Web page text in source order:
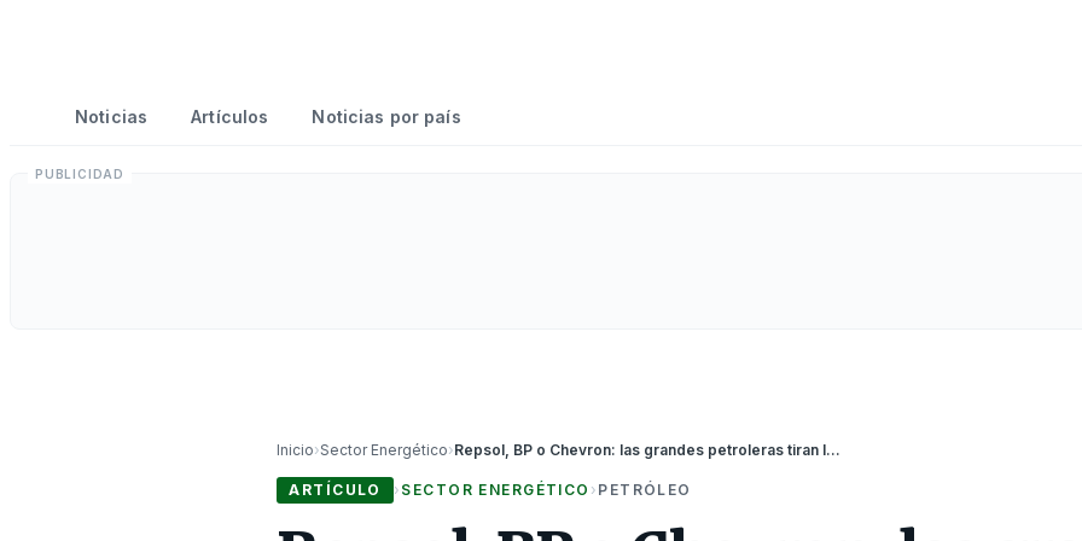
Noticias Artículos Noticias por país
Inicio›Sector Energético› Repsol, BP o Chevron: las grandes petroleras tiran la toalla en México
ARTÍCULO › SECTOR ENERGÉTICO › PETRÓLEO